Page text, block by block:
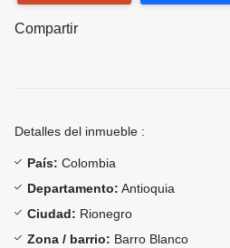
Compartir
Detalles del inmueble :
País: Colombia
Departamento: Antioquia
Ciudad: Rionegro
Zona / barrio: Barro Blanco